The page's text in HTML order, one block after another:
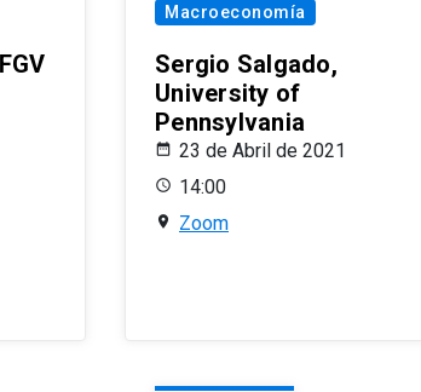
Macroeconomía
Sergio Salgado,
University of
Pennsylvania
23 de Abril de 2021
14:00
Zoom